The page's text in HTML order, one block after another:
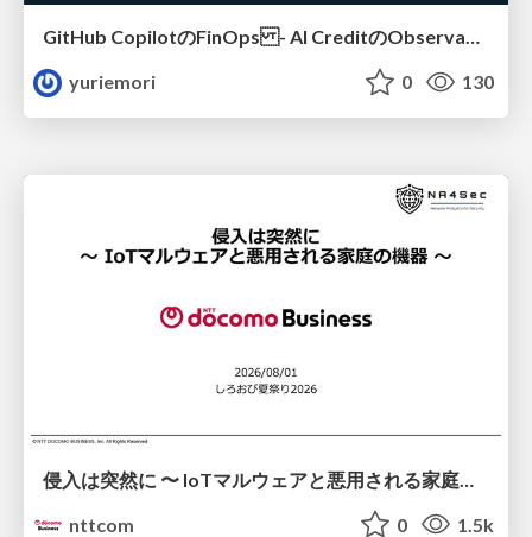
GitHub CopilotのFinOps - AI CreditのObservabilityと価値を生むためのエージェント設計
yuriemori
0 130
nttcom
0 1.5k